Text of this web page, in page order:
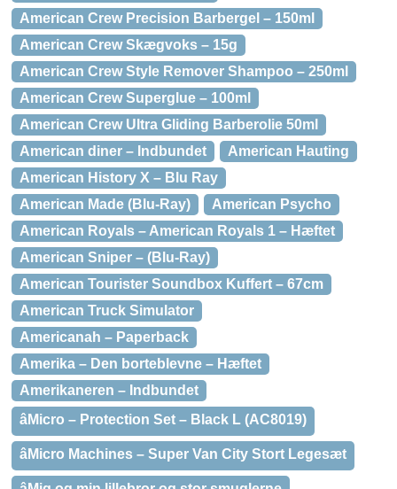
American Crew Precision Barbergel – 150ml
American Crew Skægvoks – 15g
American Crew Style Remover Shampoo – 250ml
American Crew Superglue – 100ml
American Crew Ultra Gliding Barberolie 50ml
American diner – Indbundet
American Hauting
American History X – Blu Ray
American Made (Blu-Ray)
American Psycho
American Royals – American Royals 1 – Hæftet
American Sniper – (Blu-Ray)
American Tourister Soundbox Kuffert – 67cm
American Truck Simulator
Americanah – Paperback
Amerika – Den borteblevne – Hæftet
Amerikaneren – Indbundet
âMicro – Protection Set – Black L (AC8019)
âMicro Machines – Super Van City Stort Legesæt